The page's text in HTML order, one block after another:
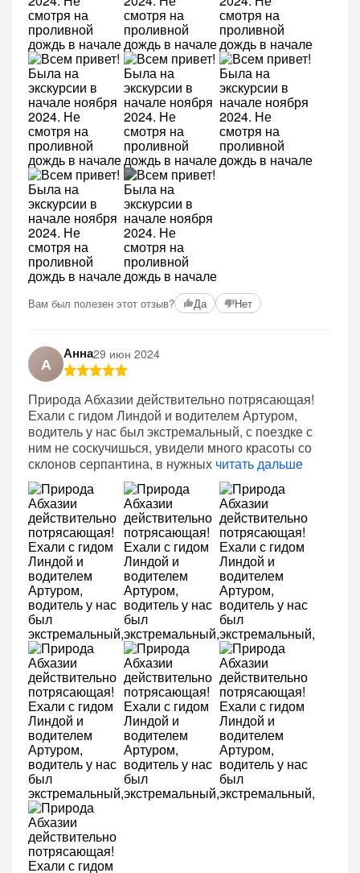
Вам был полезен этот отзыв? Да Нет
А
Анна29 июн 2024
Природа Абхазии действительно потрясающая!
Ехали с гидом Линдой и водителем Артуром,
водитель у нас был экстремальный, с поездке с
ним не соскучишься, увидели много красоты со
склонов серпантина, в нужных читать дальше